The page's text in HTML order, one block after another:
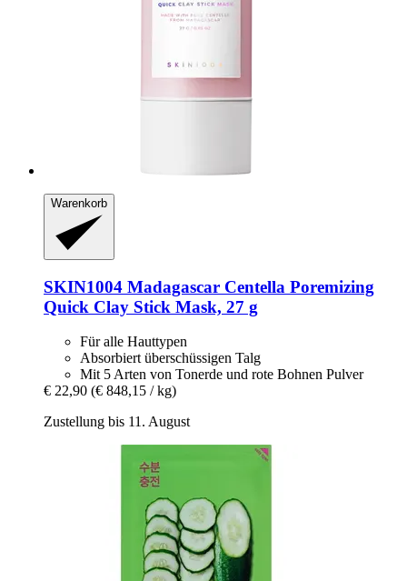
Warenkorb
SKIN1004 Madagascar Centella Poremizing
Quick Clay Stick Mask, 27 g
Für alle Hauttypen
Absorbiert überschüssigen Talg
Mit 5 Arten von Tonerde und rote Bohnen Pulver
€ 22,90 (€ 848,15 / kg)
Zustellung bis 11. August